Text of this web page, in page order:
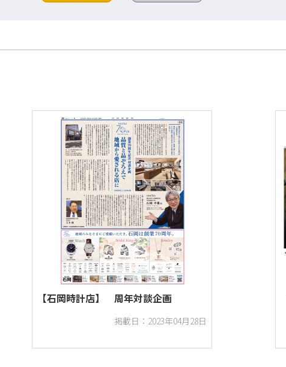
機械、電機・事務機器
企業ブランディング
周年・記念日
対談 新聞
【石岡時計店】 周年対談企画
掲載日：2023年04月28日